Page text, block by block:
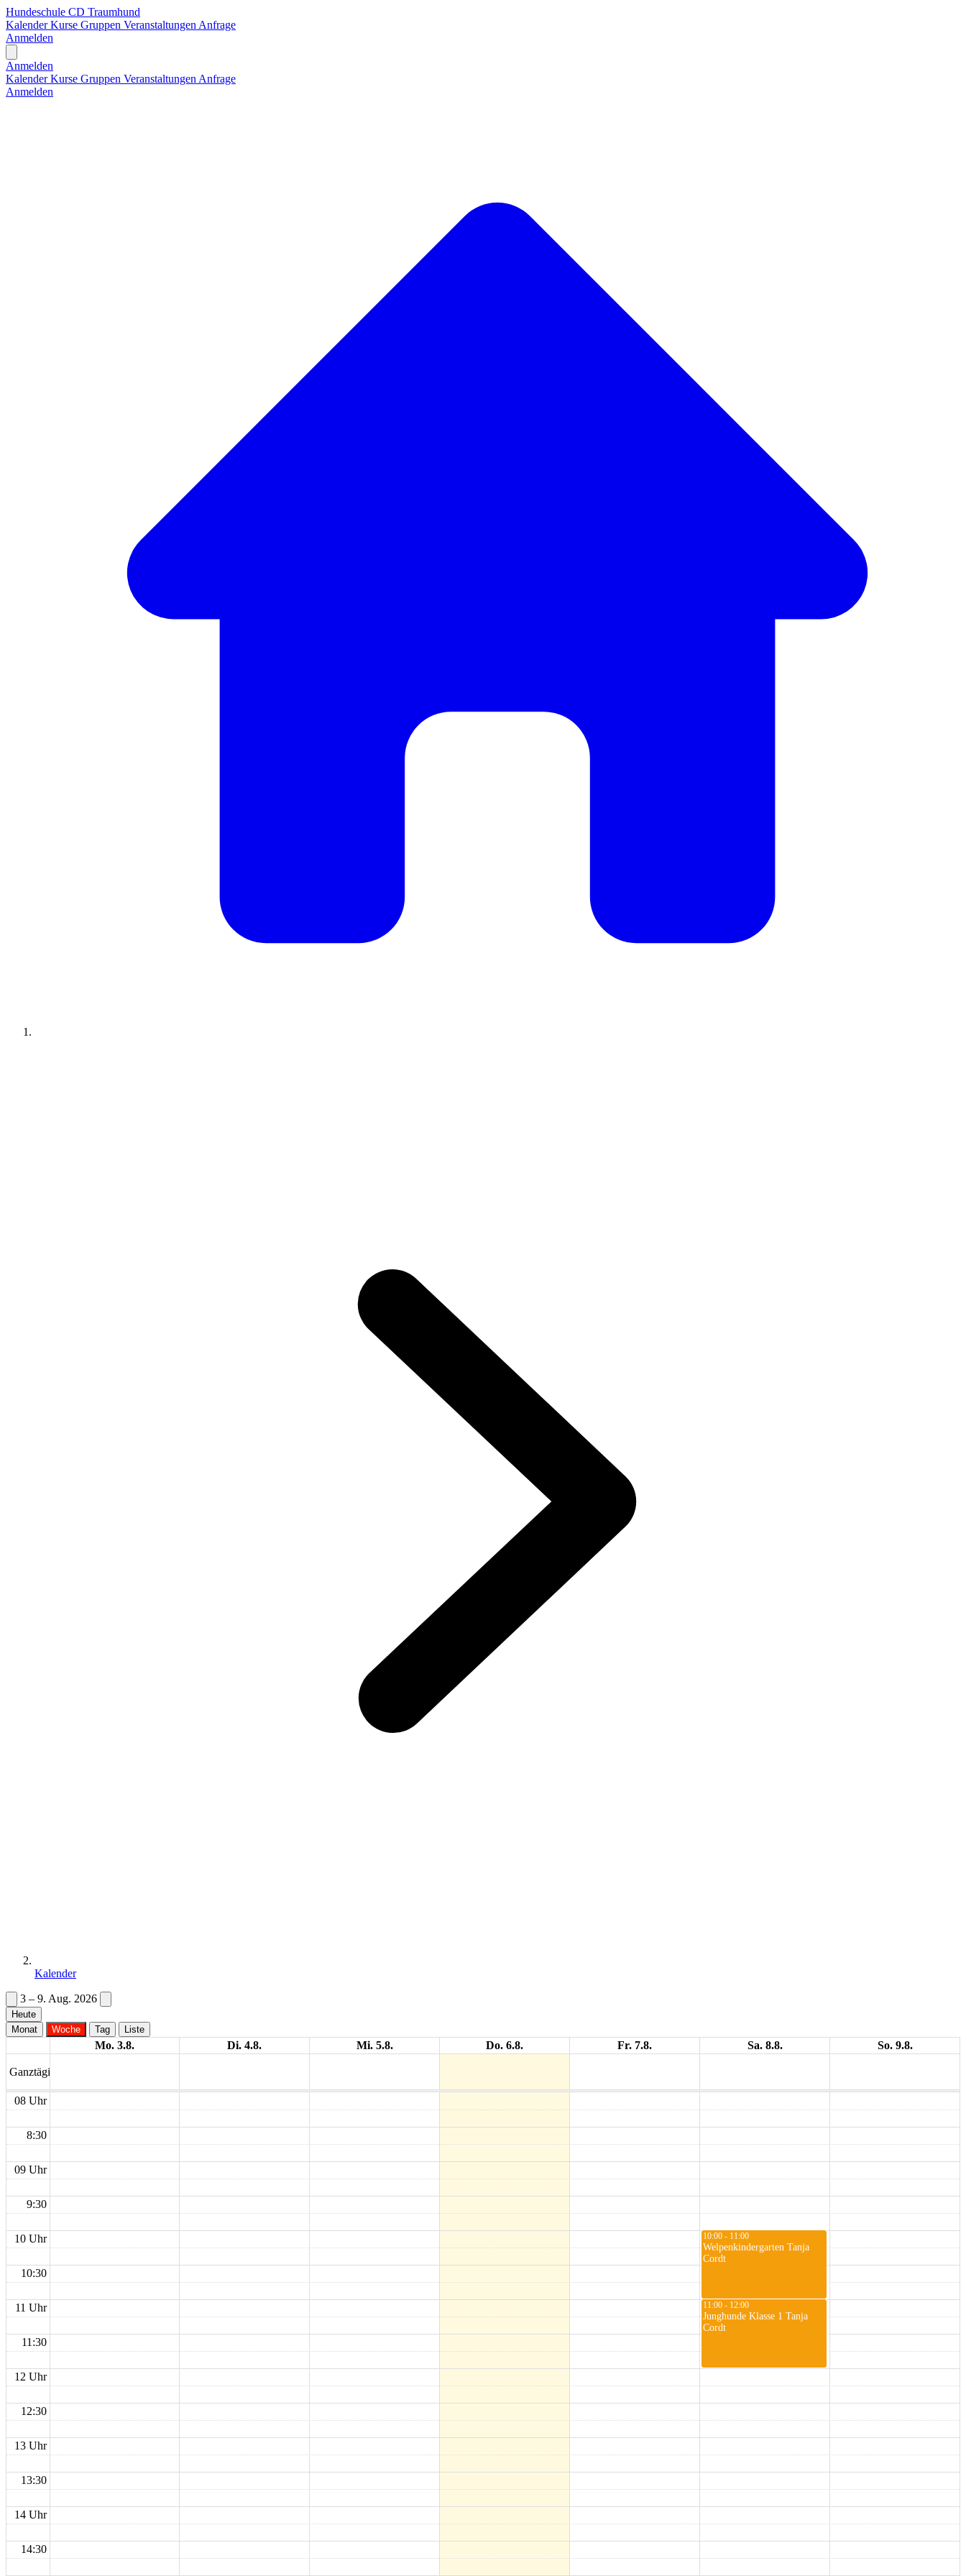
Hundeschule CD Traumhund
KalenderKurse Gruppen Veranstaltungen Anfrage
Anmelden
Anmelden
KalenderKurse Gruppen Veranstaltungen Anfrage
Anmelden
Kalender
3 – 9. Aug. 2026
Heute
Monat
Woche Tag Liste
Mo. 3.8. Di. 4.8. Mi. 5.8. Do. 6.8. Fr. 7.8. Sa. 8.8. So. 9.8.
Ganztägig
08 Uhr
8:30
09 Uhr
9:30
10 Uhr
10:30
11 Uhr
11:30
12 Uhr
12:30
13 Uhr
13:30
14 Uhr
14:30
10:00 - 11:00
Welpenkindergarten Tanja
Cordt
11:00 - 12:00
Junghunde Klasse 1 Tanja
Cordt